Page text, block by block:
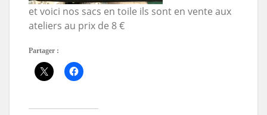
et voici nos sacs en toile ils sont en vente aux
ateliers au prix de 8 €
Partager :